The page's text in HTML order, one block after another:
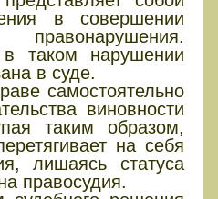
в совершении
таком нарушении
в суде.
самостоятельно
виновности
таким образом,
на себя
лишаясь статуса
правосудия.